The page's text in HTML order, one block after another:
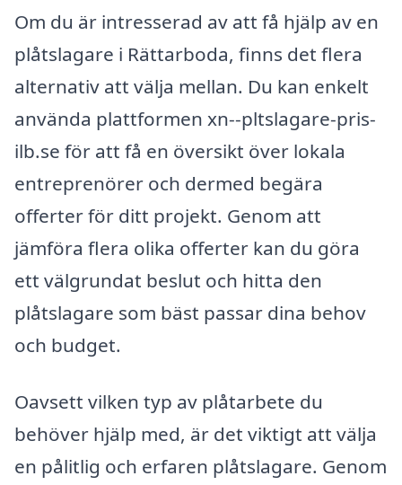
Om du är intresserad av att få hjälp av en
plåtslagare i Rättarboda, finns det flera
alternativ att välja mellan. Du kan enkelt
använda plattformen xn--pltslagare-pris-
ilb.se för att få en översikt över lokala
entreprenörer och dermed begära
offerter för ditt projekt. Genom att
jämföra flera olika offerter kan du göra
ett välgrundat beslut och hitta den
plåtslagare som bäst passar dina behov
och budget.
Oavsett vilken typ av plåtarbete du
behöver hjälp med, är det viktigt att välja
en pålitlig och erfaren plåtslagare. Genom